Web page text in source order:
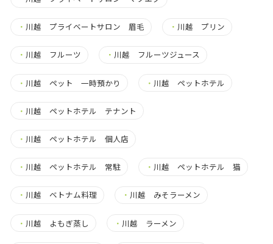
・ 川越 プライベートサロン 眉毛 ・ 川越 プリン
・ 川越 フルーツ ・ 川越 フルーツジュース
・ 川越 ペット 一時預かり ・ 川越 ペットホテル
・ 川越 ペットホテル テナント
・ 川越 ペットホテル 個人店
・ 川越 ペットホテル 常駐 ・ 川越 ペットホテル 猫
・ 川越 ベトナム料理 ・ 川越 みそラーメン
・ 川越 よもぎ蒸し ・ 川越 ラーメン